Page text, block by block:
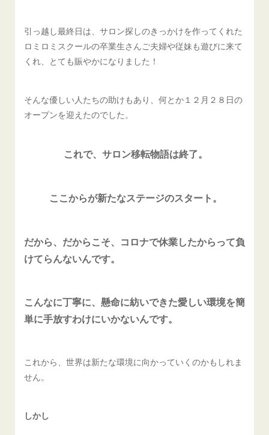
引っ越し最終日は、サロン探しのきっかけを作ってくれた
ロミロミスクールの卒業生さんご夫婦や従妹も遊びに来て
くれ、とても賑やかになりました！
そんな優しい人たちの助けもあり、何とか１２月２８日の
オープンを迎えたのでした。
これで、サロン移転物語は終了。
ここからが新たなステージのスタート。
だから、だからこそ、コロナで休業したからって負
けてらんないんです。
こんなに丁寧に、懸命に紡いできた愛しい環境を簡
単に手放すわけにいかないんです。
これから、世界は新たな環境に向かっていくのかもしれま
せん。
しかし